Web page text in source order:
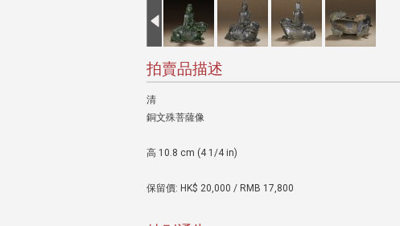
拍賣品描述
清
銅文殊菩薩像
高 10.8 cm (4 1/4 in)
保留價: HK$ 20,000 / RMB 17,800